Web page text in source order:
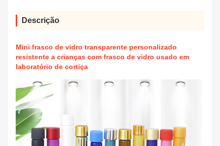
Descrição
Mini frasco de vidro transparente personalizado
resistente a crianças com frasco de vidro usado em
laboratório de cortiça